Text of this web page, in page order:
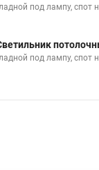
под лампу, спот
под лампу, спот